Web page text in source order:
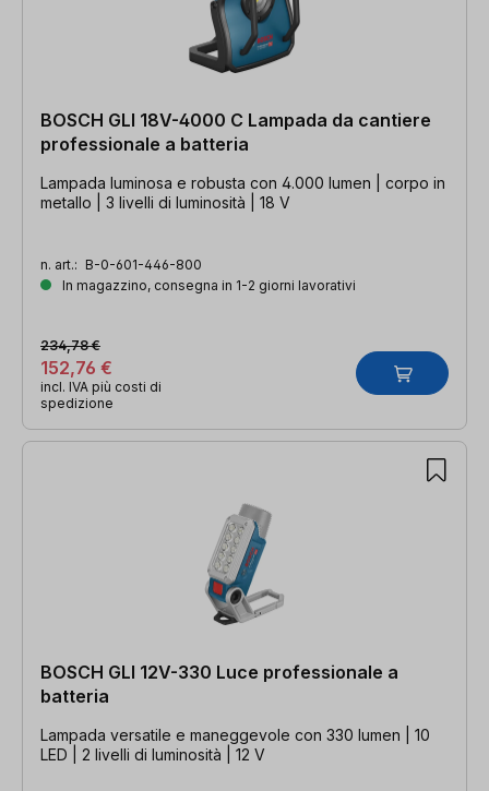
BOSCH GLI 18V-4000 C Lampada da cantiere
professionale a batteria
Lampada luminosa e robusta con 4.000 lumen | corpo in
metallo | 3 livelli di luminosità | 18 V
n. art.: B-0-601-446-800
In magazzino, consegna in 1-2 giorni lavorativi
152,76 €
234,78 €
incl. IVA più costi di
spedizione
BOSCH GLI 12V-330 Luce professionale a
batteria
Lampada versatile e maneggevole con 330 lumen | 10
LED | 2 livelli di luminosità | 12 V